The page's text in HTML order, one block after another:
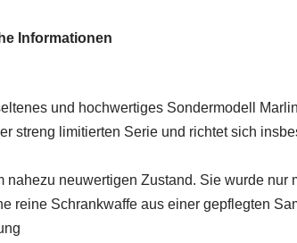
Informationen
und hochwertiges Sondermodell
streng limitierten Serie und richtet sich
nahezu neuwertigen Zustand. Sie wurde
reine Schrankwaffe aus einer gepflegten